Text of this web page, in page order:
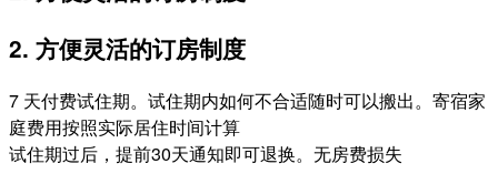
2. 方便灵活的订房制度
7 天付费试住期。试住期内如何不合适随时可以搬出。寄宿家
庭费用按照实际居住时间计算
试住期过后，提前30天通知即可退换。无房费损失